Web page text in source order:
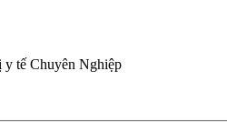
y tế Chuyên Nghiệp